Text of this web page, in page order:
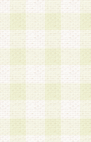
4.会員は、住
合は、速やか
5.当社は、必
手段により登
の内容が正確
うことができ
6.会員は、会
して、当社指
該期間内に更
発行したポイ